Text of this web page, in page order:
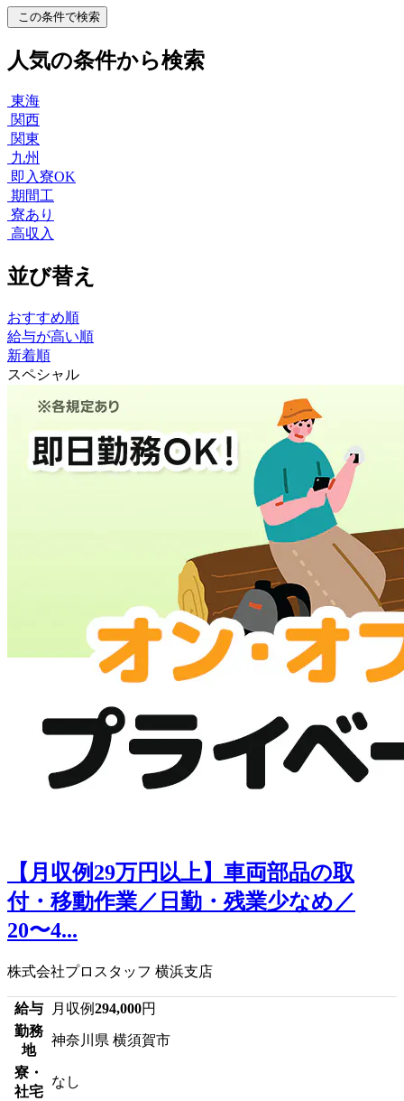
この条件で検索
人気の条件から検索
東海
関西
関東
九州
即入寮OK
期間工
寮あり
高収入
並び替え
おすすめ順
給与が高い順
新着順
スペシャル
【月収例29万円以上】車両部品の取
付・移動作業／日勤・残業少なめ／
20〜4...
株式会社プロスタッフ 横浜支店
給与 月収例294,000円
勤務
地
神奈川県 横須賀市
寮・
社宅
なし